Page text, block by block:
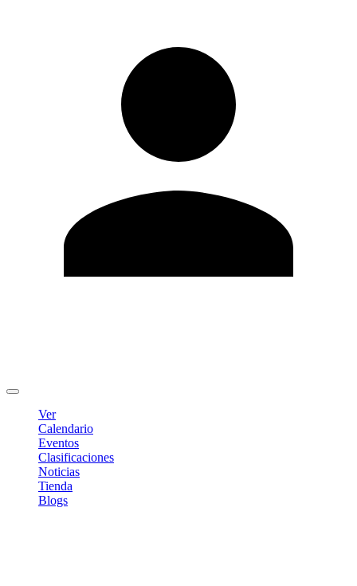
Ver
Calendario
Eventos
Clasificaciones
Noticias
Tienda
Blogs